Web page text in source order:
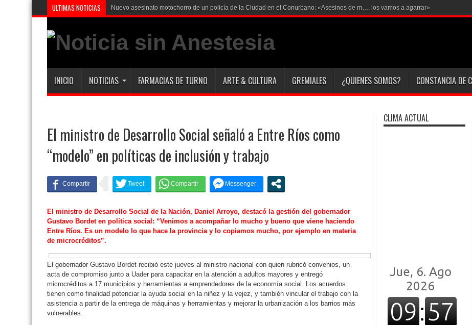
ULTIMAS NOTICIAS Caso Agostina: la querella p
INICIO NOTICIAS FARMACIAS DE TURNO ARTE & CULTURA GREMIALES ¿QUIENES SOMOS? CONSTANCIA DE
El ministro de Desarrollo Social señaló a Entre Ríos como
“modelo” en políticas de inclusión y trabajo
El ministro de Desarrollo Social de la Nación, Daniel Arroyo, destacó la gestión del gobernador
Gustavo Bordet en política social: “Venimos a acompañar lo mucho y bueno que viene haciendo
Entre Ríos. Es un modelo lo que hace la provincia y lo copiamos mucho, por ejemplo en materia
de microcréditos”.
El gobernador Gustavo Bordet recibió este jueves al ministro nacional con quien rubricó convenios, un
acta de compromiso junto a Uader para capacitar en la atención a adultos mayores y entregó
microcréditos a 17 municipios y herramientas a emprendedores de la economía social. Los acuerdos
tienen como finalidad potenciar la ayuda social en la niñez y la vejez, y también vincular el trabajo con la
asistencia a partir de la entrega de máquinas y herramientas y mejorar la urbanización a los barrios más
vulnerables.
CLIMA ACTUAL